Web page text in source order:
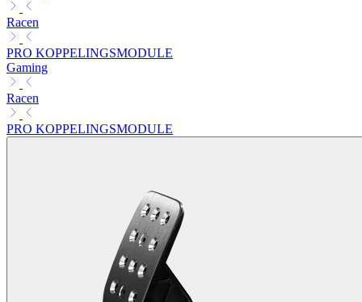
Racen
PRO KOPPELINGSMODULE
Gaming
Racen
PRO KOPPELINGSMODULE